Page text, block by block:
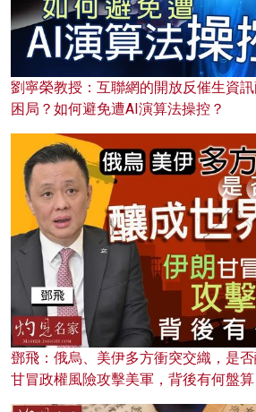
劉寧榮教授：互聯網的開放反催生資
困局？如何避免遭AI演算法操控？
鄧飛：俄烏、美伊多方衝突交織，是
甘冒政權風險攻擊美軍，背後有何盤算